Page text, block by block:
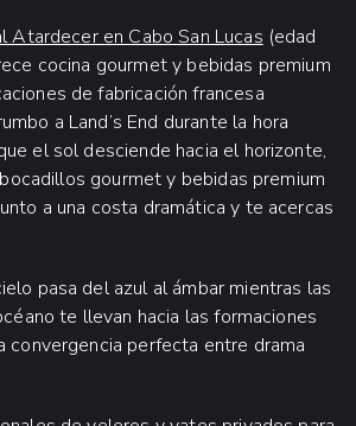
Atardecer en Cabo San Lucas (edad
cocina gourmet y bebidas premium
de fabricación francesa
a Land’s End durante la hora
el sol desciende hacia el horizonte,
gourmet y bebidas premium
a una costa dramática y te acercas
pasa del azul al ámbar mientras las
te llevan hacia las formaciones
convergencia perfecta entre drama